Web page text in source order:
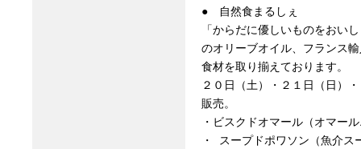
● 自然食まるしぇ
「からだに優しいものをおい
のオリーブオイル、フランス
食材を取り揃えております。
２０日（土）・２１日（日）
販売。
・ビスクドオマール（オマー
・ スープドポワソン（魚介ス